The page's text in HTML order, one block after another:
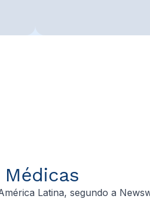
Latina, segundo a